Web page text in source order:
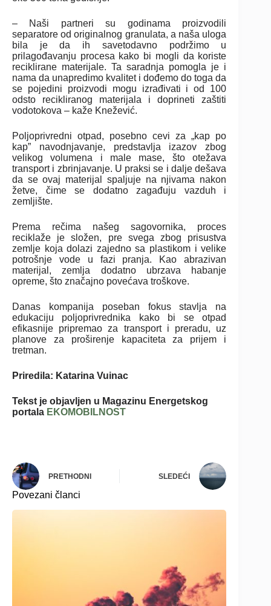
– Naši partneri su godinama proizvodili
separatore od originalnog granulata, a naša uloga
bila je da ih savetodavno podržimo u
prilagođavanju procesa kako bi mogli da koriste
reciklirane materijale. Ta saradnja pomogla je i
nama da unapredimo kvalitet i dođemo do toga da
se pojedini proizvodi mogu izrađivati i od 100
odsto recikliranog materijala i doprineti zaštiti
vodotokova – kaže Knežević.
Poljoprivredni otpad, posebno cevi za „kap po
kap” navodnjavanje, predstavlja izazov zbog
velikog volumena i male mase, što otežava
transport i zbrinjavanje. U praksi se i dalje dešava
da se ovaj materijal spaljuje na njivama nakon
žetve, čime se dodatno zagađuju vazduh i
zemljište.
Prema rečima našeg sagovornika, proces
reciklaže je složen, pre svega zbog prisustva
zemlje koja dolazi zajedno sa plastikom i velike
potrošnje vode u fazi pranja. Kao abrazivan
materijal, zemlja dodatno ubrzava habanje
opreme, što značajno povećava troškove.
Danas kompanija poseban fokus stavlja na
edukaciju poljoprivrednika kako bi se otpad
efikasnije pripremao za transport i preradu, uz
planove za proširenje kapaciteta za prijem i
tretman.
Priredila: Katarina Vuinac
Tekst je objavljen u Magazinu Energetskog
portala EKOMOBILNOST
PRETHODNI SLEDEĆI
Povezani članci